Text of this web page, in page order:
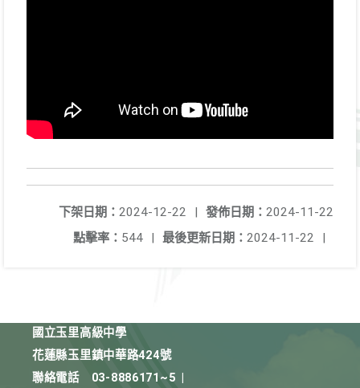
發佈日期： 2024-11-22
下架日期： 2024-12-22
|
最後更新日期： 2024-11-22 |
點擊率： 544 |
國立玉里高級中學
花蓮縣玉里鎮中華路424號
聯絡電話
03-8886171~5